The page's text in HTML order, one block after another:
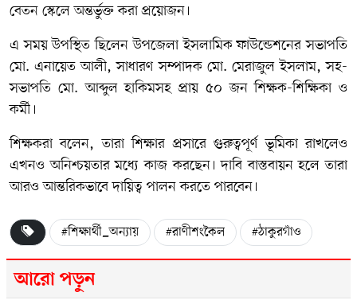
বেতন স্কেলে অন্তর্ভুক্ত করা প্রয়োজন।
এ সময় উপস্থিত ছিলেন উপজেলা ইসলামিক ফাউন্ডেশনের সভাপতি
মো. এনায়েত আলী, সাধারণ সম্পাদক মো. মেরাজুল ইসলাম, সহ-
সভাপতি মো. আব্দুল হাকিমসহ প্রায় ৫০ জন শিক্ষক-শিক্ষিকা ও
কর্মী।
শিক্ষকরা বলেন, তারা শিক্ষার প্রসারে গুরুত্বপূর্ণ ভূমিকা রাখলেও
এখনও অনিশ্চয়তার মধ্যে কাজ করছেন। দাবি বাস্তবায়ন হলে তারা
আরও আন্তরিকভাবে দায়িত্ব পালন করতে পারবেন।
#শিক্ষার্থী_অন্যায় #রাণীশংকৈল #ঠাকুরগাঁও
আরো পড়ুন